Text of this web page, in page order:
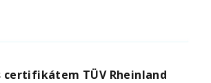
TÜV Rheinland